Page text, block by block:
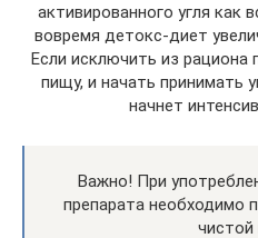
активированного угля как
вовремя детокс-диет
Если исключить из
пищу, и начать принимать
начнет
Важно! При
препарата необходимо
чистой